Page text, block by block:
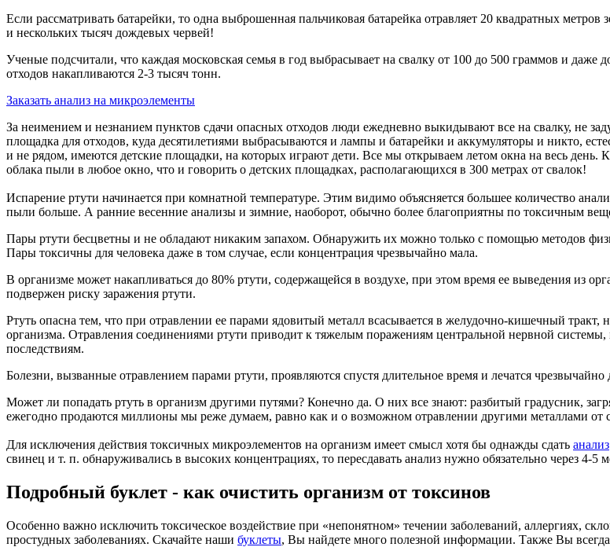
Если рассматривать батарейки, то одна выброшенная пальчиковая батарейка отравляет 20 квадратных
и нескольких тысяч дождевых червей!
Ученые подсчитали, что каждая московская семья в год выбрасывает на свалку от 100 до 500 граммов и
отходов накапливаются 2-3 тысяч тонн.
Заказать анализ на микроэлементы
За неимением и незнанием пунктов сдачи опасных отходов люди ежедневно выкидывают все на свалку, не
площадка для отходов, куда десятилетиями выбрасываются и лампы и батарейки и аккумуляторы и никто,
и не рядом, имеются детские площадки, на которых играют дети. Все мы открываем летом окна на весь день.
облака пыли в любое окно, что и говорить о детских площадках, располагающихся в 300 метрах от свалок!
Испарение ртути начинается при комнатной температуре. Этим видимо объясняется большее количество
пыли больше. А ранние весенние анализы и зимние, наоборот, обычно более благоприятны по токсичным
Пары ртути бесцветны и не обладают никаким запахом. Обнаружить их можно только с помощью методов
Пары токсичны для человека даже в том случае, если концентрация чрезвычайно мала.
В организме может накапливаться до 80% ртути, содержащейся в воздухе, при этом время ее выведения из
подвержен риску заражения ртути.
Ртуть опасна тем, что при отравлении ее парами ядовитый металл всасывается в желудочно-кишечный тракт,
организма. Отравления соединениями ртути приводит к тяжелым поражениям центральной нервной
последствиям.
Болезни, вызванные отравлением парами ртути, проявляются спустя длительное время и лечатся чрезвычайно
Может ли попадать ртуть в организм другими путями? Конечно да. О них все знают: разбитый градусник,
ежегодно продаются миллионы мы реже думаем, равно как и о возможном отравлении другими металлами от
Для исключения действия токсичных микроэлементов на организм имеет смысл хотя бы однажды сдать анализ
свинец и т. п. обнаруживались в высоких концентрациях, то пересдавать анализ нужно обязательно через 4-5
Подробный буклет - как очистить организм от токсинов
Особенно важно исключить токсическое воздействие при «непонятном» течении заболеваний, аллергиях,
простудных заболеваниях. Скачайте наши буклеты, Вы найдете много полезной информации. Также Вы